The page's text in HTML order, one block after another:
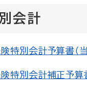
会計
特別会計予算書（
特別会計補正予算